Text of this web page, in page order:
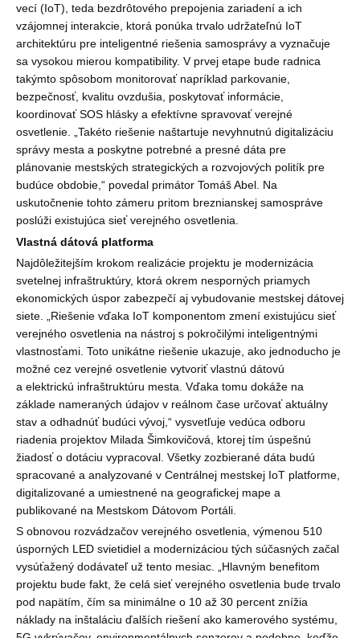
vecí (IoT), teda bezdrôtového prepojenia zariadení a ich
vzájomnej interakcie, ktorá ponúka trvalo udržateľnú IoT
architektúru pre inteligentné riešenia samosprávy a vyznačuje
sa vysokou mierou kompatibility. V prvej etape bude radnica
takýmto spôsobom monitorovať napríklad parkovanie,
bezpečnosť, kvalitu ovzdušia, poskytovať informácie,
koordinovať SOS hlásky a efektívne spravovať verejné
osvetlenie. „Takéto riešenie naštartuje nevyhnutnú digitalizáciu
správy mesta a poskytne potrebné a presné dáta pre
plánovanie mestských strategických a rozvojových politík pre
budúce obdobie,“ povedal primátor Tomáš Abel. Na
uskutočnenie tohto zámeru pritom breznianskej samospráve
poslúži existujúca sieť verejného osvetlenia.
Vlastná dátová platforma
Najdôležitejším krokom realizácie projektu je modernizácia
svetelnej infraštruktúry, ktorá okrem nesporných priamych
ekonomických úspor zabezpečí aj vybudovanie mestskej dátovej
siete. „Riešenie vďaka IoT komponentom zmení existujúcu sieť
verejného osvetlenia na nástroj s pokročilými inteligentnými
vlastnosťami. Toto unikátne riešenie ukazuje, ako jednoducho je
možné cez verejné osvetlenie vytvoriť vlastnú dátovú
a elektrickú infraštruktúru mesta. Vďaka tomu dokáže na
základe nameraných údajov v reálnom čase určovať aktuálny
stav a odhadnúť budúci vývoj,“ vysvetľuje vedúca odboru
riadenia projektov Milada Šimkovičová, ktorej tím úspešnú
žiadosť o dotáciu vypracoval. Všetky zozbierané dáta budú
spracované a analyzované v Centrálnej mestskej IoT platforme,
digitalizované a umiestnené na geografickej mape a
publikované na Mestskom Dátovom Portáli.
S obnovou rozvádzačov verejného osvetlenia, výmenou 510
úsporných LED svietidiel a modernizáciou tých súčasných začal
vysúťažený dodávateľ už tento mesiac. „Hlavným benefitom
projektu bude fakt, že celá sieť verejného osvetlenia bude trvalo
pod napätím, čím sa minimálne o 10 až 30 percent znížia
náklady na inštaláciu ďalších riešení ako kamerového systému,